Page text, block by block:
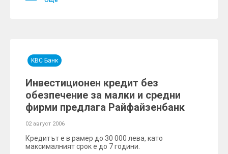
KBC Банк
Инвестиционен кредит без
обезпечение за малки и средни
фирми предлага Райфайзенбанк
02 август 2006
Кредитът е в рамер до 30 000 лева, като
максималният срок е до 7 години.